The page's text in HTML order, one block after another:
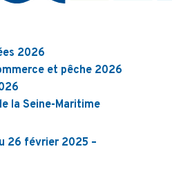
2026
et pêche 2026
la Seine-Maritime
26 février 2025 –